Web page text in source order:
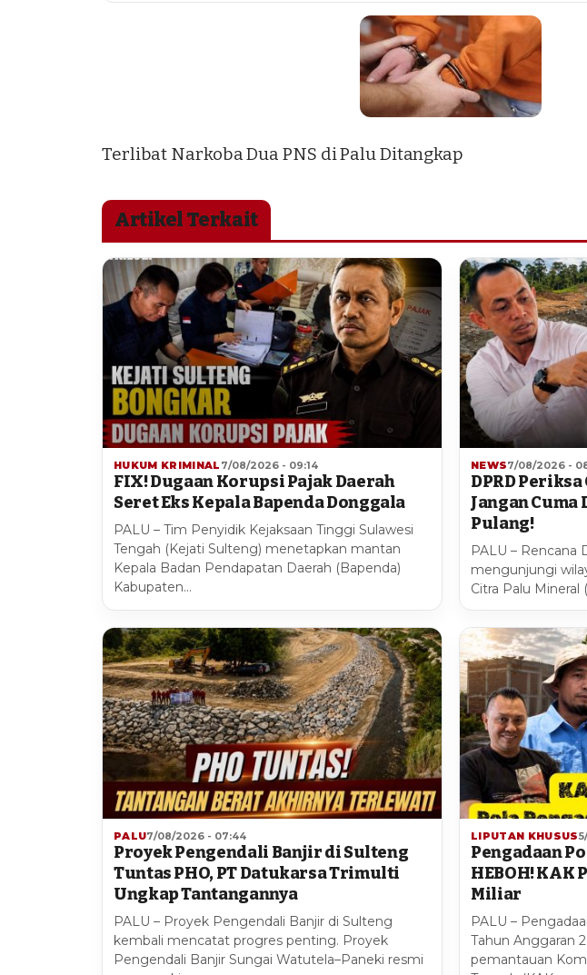
Terlibat Narkoba Dua PNS di Palu Ditangkap
Artikel Terkait
HUKUM KRIMINAL 7/08/2026 - 09:14
FIX! Dugaan Korupsi Pajak Daerah
Seret Eks Kepala Bapenda Donggala
PALU – Tim Penyidik Kejaksaan Tinggi Sulawesi
Tengah (Kejati Sulteng) menetapkan mantan
Kepala Badan Pendapatan Daerah (Bapenda)
Kabupaten…
NEWS7/08/2026 -
DPRD
Jangan
Pulang!
PALU – Rencana
mengunjungi
Citra Palu
PALU7/08/2026 - 07:44
Proyek Pengendali Banjir di Sulteng
Tuntas PHO, PT Datukarsa Trimulti
Ungkap Tantangannya
PALU – Proyek Pengendali Banjir di Sulteng
kembali mencatat progres penting. Proyek
Pengendali Banjir Sungai Watutela–Paneki resmi
LIPUTAN KHUSUS
Pengadaan
HEBOH! KAK
Miliar
PALU –
Tahun Anggaran
pemantauan